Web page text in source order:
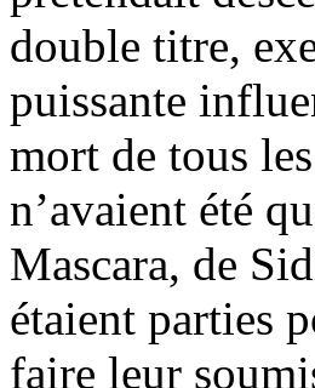
double titre,
puissante
mort de tous les
n’avaient été
Mascara, de
étaient parties
faire leur